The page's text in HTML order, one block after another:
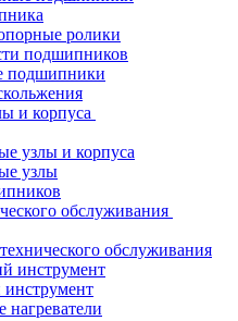
ролики
подшипников
подшипники
и корпуса
узлы и корпуса
узлы
обслуживания
обслуживания
инструмент